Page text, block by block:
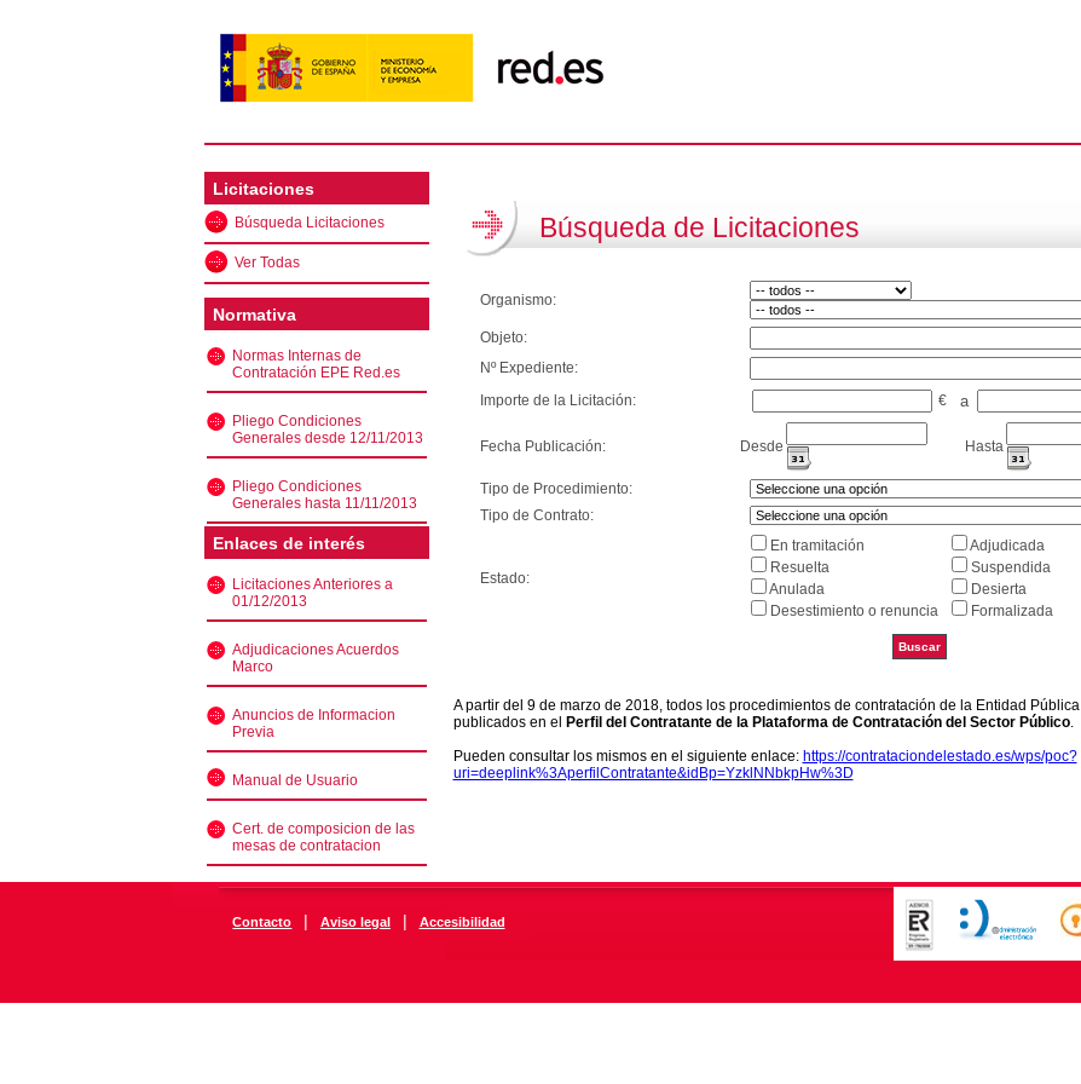
Licitaciones
Búsqueda Licitaciones
Ver Todas
Normativa
Normas Internas de
Contratación EPE Red.es
Pliego Condiciones
Generales desde 12/11/2013
Pliego Condiciones
Generales hasta 11/11/2013
Enlaces de interés
Licitaciones Anteriores a
01/12/2013
Adjudicaciones Acuerdos
Marco
Anuncios de Informacion
Previa
Manual de Usuario
Cert. de composicion de las
mesas de contratacion
Búsqueda de Licitaciones
Organismo:
Objeto:
Nº Expediente:
Importe de la Licitación:
€ a
Fecha Publicación: Desde Hasta
Tipo de Procedimiento:
Tipo de Contrato:
Estado:
En tramitación
Adjudicada
Resuelta
Suspendida
Anulada
Desierta
Desestimiento o renuncia
Formalizada
A partir del 9 de marzo de 2018, todos los procedimientos de contratación de la Entidad
publicados en el
Perfil del Contratante de la Plataforma de Contratación del Sector Público.
Pueden consultar los mismos en el siguiente enlace: https://contrataciondelestado.es/wps/poc?
uri=deeplink%3AperfilContratante&idBp=YzklNNbkpHw%3D
Contacto | Aviso legal | Accesibilidad